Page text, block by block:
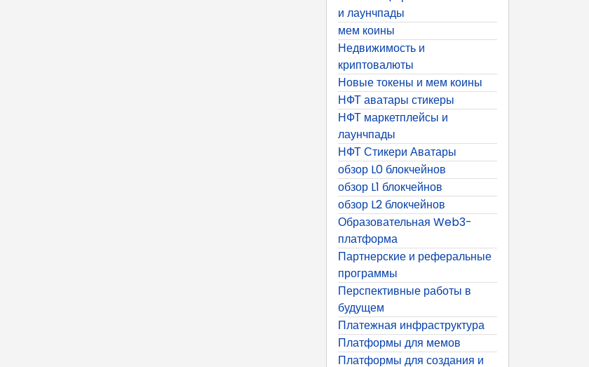
и лаунчпады
мем коины
Недвижимость и
криптовалюты
Новые токены и мем коины
НФТ аватары стикеры
НФТ маркетплейсы и
лаунчпады
НФТ Стикери Аватары
обзор L0 блокчейнов
обзор L1 блокчейнов
обзор L2 блокчейнов
Образовательная Web3-
платформа
Партнерские и реферальные
программы
Перспективные работы в
будущем
Платежная инфраструктура
Платформы для мемов
Платформы для создания и